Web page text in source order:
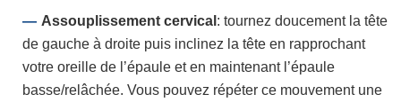
Assouplissement cervical : tournez doucement la tête
de gauche à droite puis inclinez la tête en rapprochant
votre oreille de l’épaule et en maintenant l’épaule
basse/relâchée. Vous pouvez répéter ce mouvement une